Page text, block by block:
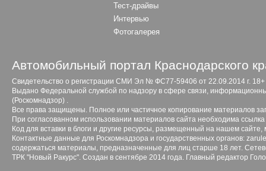
Тест-драйвы
Интервью
Фотогалерея
Автомобильный портал Краснодарского
Свидетельство о регистрации СМИ Эл № ФС77-59406 от 22.09.2014 г. 18+
Выдано Федеральной службой по надзору в сфере связи,
(Роскомнадзор) .
Все права защищены. Полное или частичное копирование материалов
При согласованном использовании материалов сайта необходима ссылка
Код для вставки в блоги и другие ресурсы, размещенный на нашем сайте,
Контактные данные для Роскомнадзора и государственных органов:
содержаться материалы, предназначенные для лиц старше 18 лет.
ТРК "Новый Ракурс". Создан в сентябре 2014 года. Главный редактор